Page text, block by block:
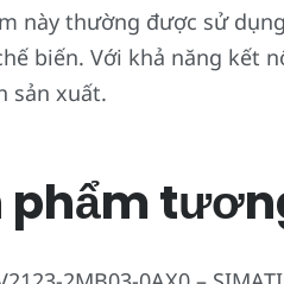
này thường được sử
biến. Với khả năng kết
sản xuất.
phẩm